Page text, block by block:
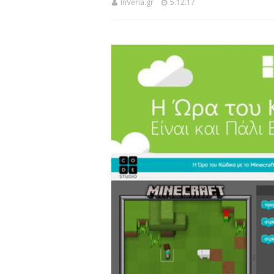
InVeria.gr 5.12.17